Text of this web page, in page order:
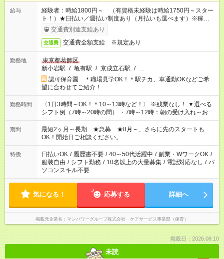
給与
経験者：時給1800円～ （有資格未経験は時給1750円～スター
ト！）★日払い／週払い制度あり（月払いも選べます）※稼働開
始時は手続き完了次第のお支払いとなります★フルタイムできる
方は100円アップ！
交通費別途支給あり
交通費 交通費全額支給 ※規定あり
勤務地
東京都葛飾区
新小岩駅 / 亀有駅 / 京成立石駅 / …
認可保育園 ＊職場見学OK！＊駅チカ、車通勤OKなどご希
望に合わせてご紹介！
勤務時間
〈1日3時間～OK！＊10～13時など！〉 ※残業なし！ ▼選べる
シフト例（7時～20時の間） ・7時～12時：朝の受け入れ～お昼
の準備 ・10時～13時：園児の見守り～お昼の補助 ・9時～16
時：帰りの会まで！子供の成長を見守る ・15時～20時：夜のお
迎えサポート
期間
最短2ヶ月～長期 ★急募 ★8月～、さらに先のスタートも
OK！開始日ご相談ください。
特徴 日払いOK / 履歴書不要 / 40～50代活躍中 / 副業・WワークOK /
服装自由 / シフト勤務 / 10名以上の大量募集 / 電話対応なし / パ
ソコンスキル不要
気になる！ 応募する 詳細へ
掲載元企業名 マンパワーグループ株式会社 ケアサービス事業部（保育）
掲載日：2026.08.10
未読